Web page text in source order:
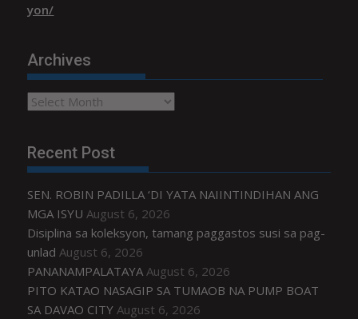
yon/
Archives
Archives
Recent Post
SEN. ROBIN PADILLA ‘DI YATA NAIINTINDIHAN ANG
MGA ISYU August 6, 2026
Disiplina sa koleksyon, tamang paggastos susi sa pag-
unlad August 6, 2026
PANANAMPALATAYA August 6, 2026
PITO KATAO NASAGIP SA TUMAOB NA PUMP BOAT
SA DAVAO CITY August 6, 2026